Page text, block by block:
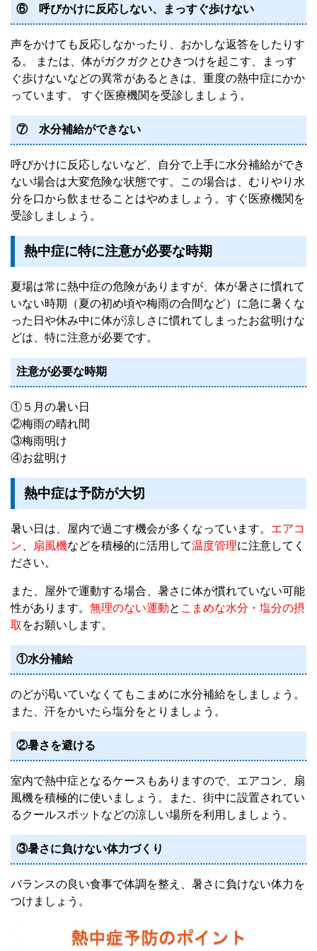
⑥ 呼びかけに反応しない、まっすぐ歩けない
声をかけても反応しなかったり、おかしな返答をしたりす
る。 または、体がガクガクとひきつけを起こす、まっす
ぐ歩けないなどの異常があるときは、重度の熱中症にかか
っています。 すぐ医療機関を受診しましょう。
⑦ 水分補給ができない
呼びかけに反応しないなど、自分で上手に水分補給ができ
ない場合は大変危険な状態です。この場合は、むりやり水
分を口から飲ませることはやめましょう。すぐ医療機関を
受診しましょう。
熱中症に特に注意が必要な時期
夏場は常に熱中症の危険がありますが、体が暑さに慣れて
いない時期（夏の初め頃や梅雨の合間など）に急に暑くな
った日や休み中に体が涼しさに慣れてしまったお盆明けな
どは、特に注意が必要です。
注意が必要な時期
①５月の暑い日
②梅雨の晴れ間
③梅雨明け
④お盆明け
熱中症は予防が大切
暑い日は、屋内で過ごす機会が多くなっています。 エアコ
ン
扇風機などを積極的に活用して温度管理に注意してく
ださい。
また、屋外で運動する場合、暑さに体が慣れていない可能
性があります。 無理のない運動と こまめな水分・塩分の摂
取 をお願いします。
①水分補給
のどが渇いていなくてもこまめに水分補給をしましょう。
また、汗をかいたら塩分をとりましょう。
②暑さを避ける
室内で熱中症となるケースもありますので、エアコン、扇
風機を積極的に使いましょう。また、街中に設置されてい
るクールスポットなどの涼しい場所を利用しましょう。
③暑さに負けない体力づくり
バランスの良い食事で体調を整え、暑さに負けない体力を
つけましょう。